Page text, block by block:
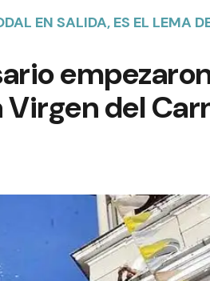
EN SALIDA, ES EL LEMA
del